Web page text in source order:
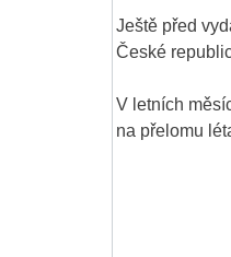
Ještě před
České
V letních
na přelomu